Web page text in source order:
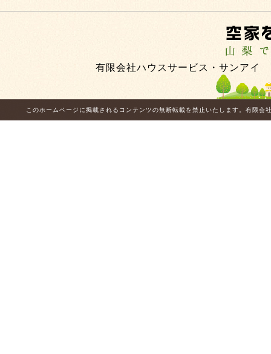
有限会社ハウスサービス・サンアイ
このホームページに掲載されるコンテンツの無断転載を禁止いたします。有